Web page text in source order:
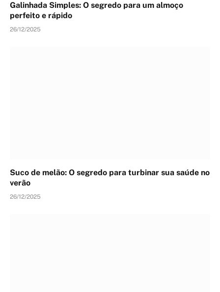
Galinhada Simples: O segredo para um almoço
perfeito e rápido
26/12/2025
Suco de melão: O segredo para turbinar sua saúde no
verão
26/12/2025